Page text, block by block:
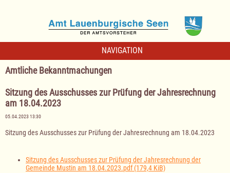
NAVIGATION
Amtliche Bekanntmachungen
Sitzung des Ausschusses zur Prüfung der Jahresrechnung
am 18.04.2023
05.04.2023 13:30
Sitzung des Ausschusses zur Prüfung der Jahresrechnung am 18.04.2023
Sitzung des Ausschusses zur Prüfung der Jahresrechnung der
Gemeinde Mustin am 18.04.2023.pdf(179,4 KiB)